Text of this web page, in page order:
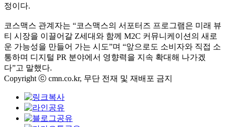
정이다.
코스맥스 관계자는 “코스맥스의 서포터즈 프로그램은 미래 뷰
티 시장을 이끌어갈 Z세대와 함께 M2C 커뮤니케이션의 새로
운 가능성을 만들어 가는 시도”며 “앞으로도 소비자와 직접 소
통하며 디지털 PR 분야에서 영향력을 지속 확대해 나가겠
다”고 말했다.
Copyright ⓒ cmn.co.kr, 무단 전재 및 재배포 금지